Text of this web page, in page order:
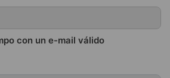
con un e-mail válido